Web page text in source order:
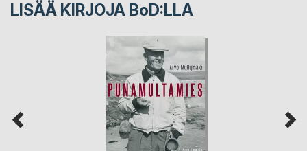
LISÄÄ KIRJOJA BoD:LLA